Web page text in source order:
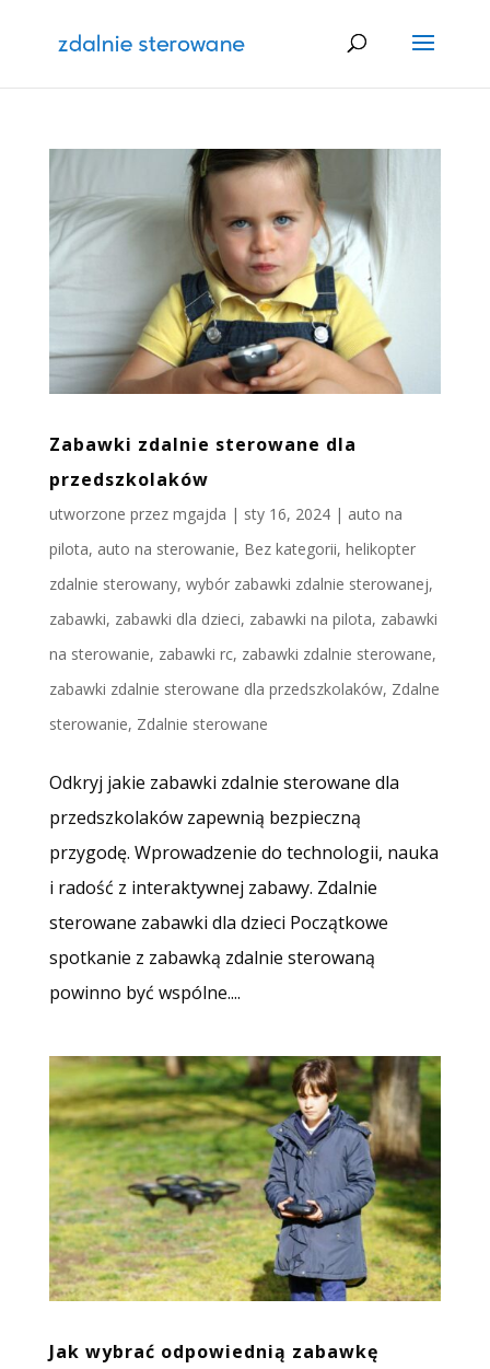
Zabawki zdalnie sterowane dla
przedszkolaków
utworzone przez mgajda | sty 16, 2024| auto na
pilota, auto na sterowanie, Bez kategorii, helikopter
zdalnie sterowany, wybór zabawki zdalnie sterowanej,
zabawki, zabawki dla dzieci, zabawki na pilota, zabawki
na sterowanie, zabawki rc, zabawki zdalnie sterowane,
zabawki zdalnie sterowane dla przedszkolaków, Zdalne
sterowanie, Zdalnie sterowane
Odkryj jakie zabawki zdalnie sterowane dla
przedszkolaków zapewnią bezpieczną
przygodę. Wprowadzenie do technologii, nauka
i radość z interaktywnej zabawy. Zdalnie
sterowane zabawki dla dzieci Początkowe
spotkanie z zabawką zdalnie sterowaną
powinno być wspólne....
Jak wybrać odpowiednią zabawkę